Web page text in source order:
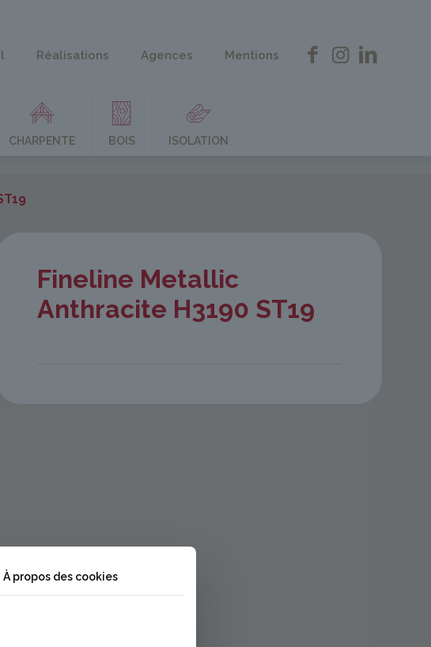
Réalisations Agences Mentions
CHARPENTE BOIS ISOLATION
Fineline Metallic
Anthracite H3190 ST19
À propos des cookies